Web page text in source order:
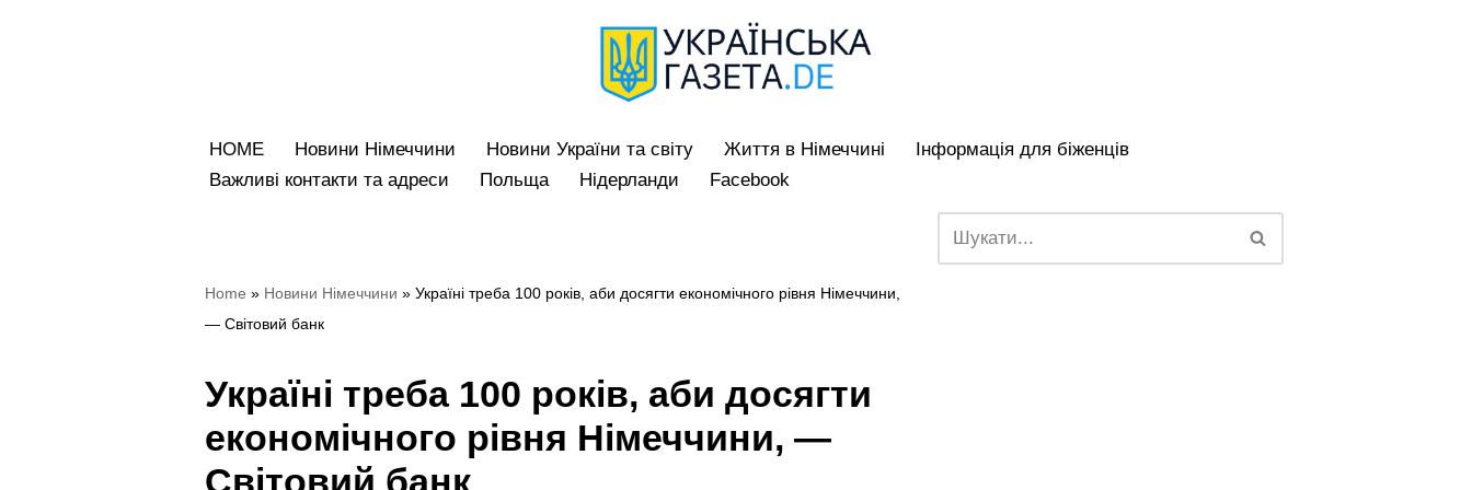
HOME
Новини Німеччини Hовини України та світу Життя в Німеччині
Iнформація для біженців
Bажливі контакти та адреси
Польща Нідерланди Facebook
Home » Новини Німеччини » Україні треба 100 років, аби досягти економічного рівня Німеччини,
— Світовий банк
Україні треба 100 років, аби досягти
економічного рівня Німеччини, —
Світовий банк